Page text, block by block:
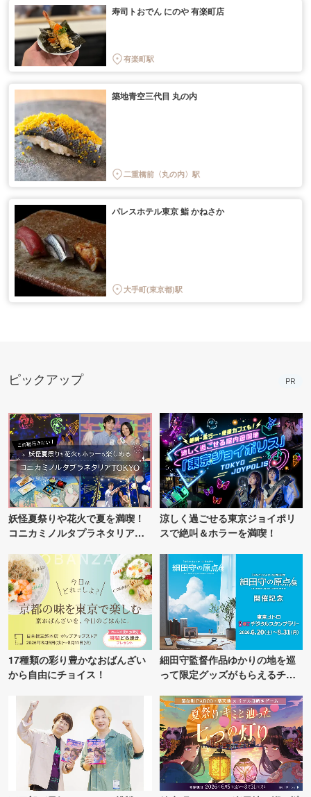
寿司トおでん にのや 有楽町店
有楽町駅
築地青空三代目 丸の内
二重橋前〈丸の内〉駅
パレスホテル東京 鮨 かねさか
大手町(東京都)駅
ピックアップ PR
妖怪夏祭りや花火で夏を満喫！
コニカミノルタプラネタリア
涼しく過ごせる東京ジョイポリ
スで絶叫＆ホラーを満喫！
17種類の彩り豊かなおばんざい
から自由にチョイス！
細田守監督作品ゆかりの地を巡
って限定グッズがもらえるチャ